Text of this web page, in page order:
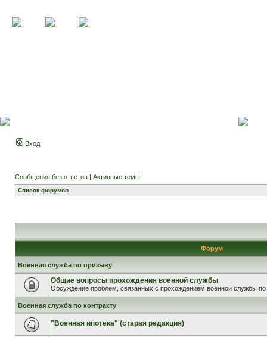
Вход
Сообщения без ответов | Активные темы
Список форумов
Форум
Военная служба по призыву
Общие вопросы прохождения военной службы
Обсуждение проблем, связанных с прохождением военной службы по
Военная служба по контракту
"Военная ипотека" (старая редакция)